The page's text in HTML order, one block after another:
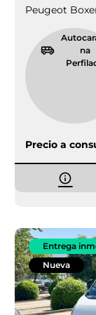
Peugeot
na
Precio a
Entrega
Nueva